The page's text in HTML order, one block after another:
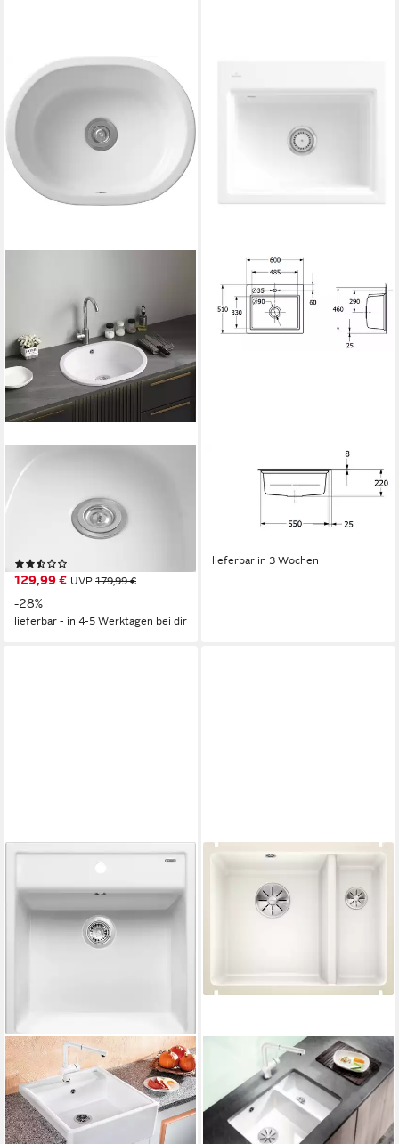
WELLTIME
Küchenspüle Föhr, oval,
60/47 cm, Easy Clean
Beschichtung, (inklusive Ab-
hochwertige Keramik
129,99 € UVP 179,99 €
-28%
lieferbar - in 4-5 Werktagen bei dir
Küchenspüle 3366 01 R1,
Rechteckig, 60/22 cm,
Geschmacksmuster geschützt
lieferbar in 3 Wochen
BLANCO
Küchenspüle PANOR 60,
eckig, 63/60 cm, (1 St),
erhältlich in mehreren Farben
589,94 €